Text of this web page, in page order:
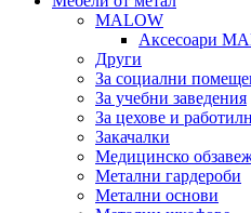
MALOW
Аксесоари
Други
За социални
За учебни заведения
За цехове и
Закачалки
Медицинско
Метални гардероби
Метални основи